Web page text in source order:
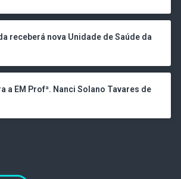
receberá nova Unidade de Saúde da
a EM Profª. Nanci Solano Tavares de